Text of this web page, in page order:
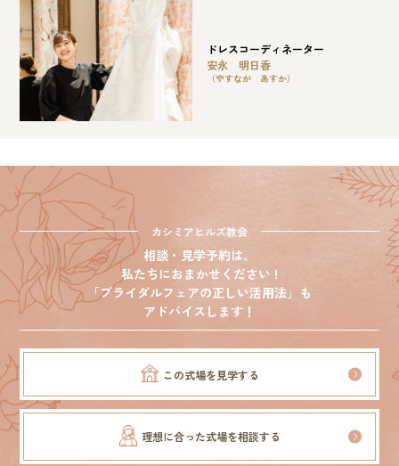
ドレスコーディネーター
安永 明日香
（やすなが あすか）
カシミアヒルズ教会
相談・見学予約は、
私たちにおまかせください !
「ブライダルフェアの正しい活用法」も
アドバイスします！
この式場を見学する
理想に合った式場を相談する